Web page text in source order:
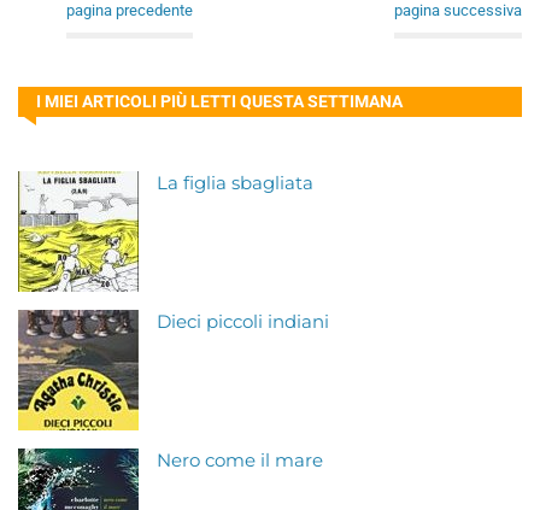
pagina precedente pagina successiva
I MIEI ARTICOLI PIÙ LETTI QUESTA SETTIMANA
La figlia sbagliata
Dieci piccoli indiani
Nero come il mare